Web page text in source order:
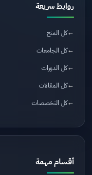
روابط سريعة
كل المنح
كل الجامعات
كل الدورات
كل المقالات
كل التخصصات
أقسام مهمة